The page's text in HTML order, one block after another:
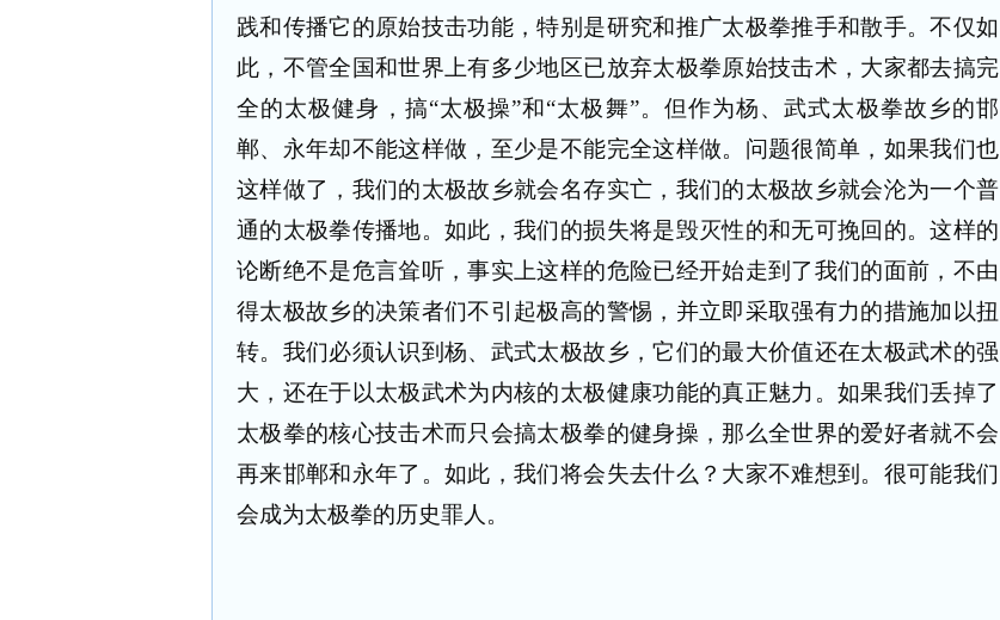
践和传播它的原始技击功能，特别是研究和推广太极拳推手和散手。不仅如
此，不管全国和世界上有多少地区已放弃太极拳原始技击术，大家都去搞完
全的太极健身，搞“太极操”和“太极舞”。但作为杨、武式太极拳故乡的邯
郸、永年却不能这样做，至少是不能完全这样做。问题很简单，如果我们也
这样做了，我们的太极故乡就会名存实亡，我们的太极故乡就会沦为一个普
通的太极拳传播地。如此，我们的损失将是毁灭性的和无可挽回的。这样的
论断绝不是危言耸听，事实上这样的危险已经开始走到了我们的面前，不由
得太极故乡的决策者们不引起极高的警惕，并立即采取强有力的措施加以扭
转。我们必须认识到杨、武式太极故乡，它们的最大价值还在太极武术的强
大，还在于以太极武术为内核的太极健康功能的真正魅力。如果我们丢掉了
太极拳的核心技击术而只会搞太极拳的健身操，那么全世界的爱好者就不会
再来邯郸和永年了。如此，我们将会失去什么？大家不难想到。很可能我们
会成为太极拳的历史罪人。